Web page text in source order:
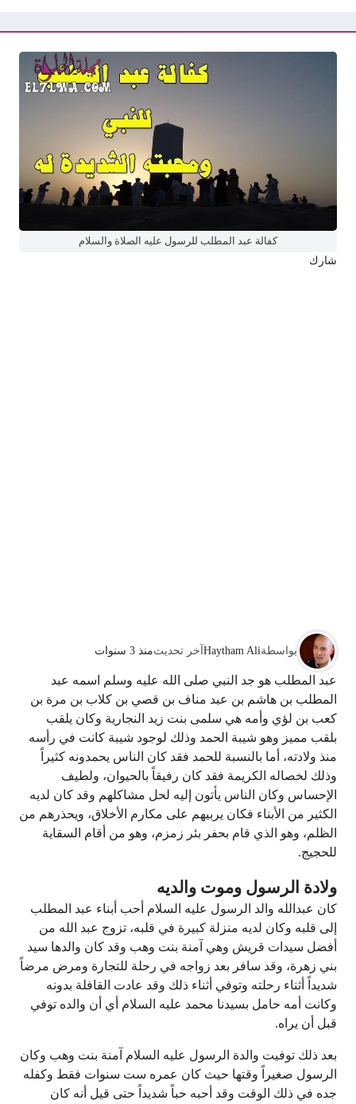
كفالة عبد المطلب للرسول عليه الصلاة والسلام
شارك
بواسطةHaytham Aliآخر تحديثمنذ 3 سنوات
عبد المطلب هو جد النبي صلى الله عليه وسلم اسمه عبد
المطلب بن هاشم بن عبد مناف بن قصي بن كلاب بن مرة بن
كعب بن لؤي وأمه هي سلمى بنت زيد النجارية وكان يلقب
بلقب مميز وهو شيبة الحمد وذلك لوجود شيبة كانت في رأسه
منذ ولادته، أما بالنسبة للحمد فقد كان الناس يحمدونه كثيراً
وذلك لخصاله الكريمة فقد كان رفيقاً بالحيوان، ولطيف
الإحساس وكان الناس يأتون إليه لحل مشاكلهم وقد كان لديه
الكثير من الأبناء فكان يربيهم على مكارم الأخلاق، ويحذرهم من
الظلم، وهو الذي قام بحفر بئر زمزم، وهو من أقام السقاية
للحجيج.
ولادة الرسول وموت والديه
كان عبدالله والد الرسول عليه السلام أحب أبناء عبد المطلب
إلى قلبه وكان لديه منزلة كبيرة في قلبه، تزوج عبد الله من
أفضل سيدات قريش وهي آمنة بنت وهب وقد كان والدها سيد
بني زهرة، وقد سافر بعد زواجه في رحلة للتجارة ومرض مرضاً
شديداً أثناء رحلته وتوفي أثناء ذلك وقد عادت القافلة بدونه
وكانت أمه حامل بسيدنا محمد عليه السلام أي أن والده توفي
قبل أن يراه.
بعد ذلك توفيت والدة الرسول عليه السلام آمنة بنت وهب وكان
الرسول صغيراً وقتها حيث كان عمره ست سنوات فقط وكفله
جده في ذلك الوقت وقد أحبه حباً شديداً حتى قيل أنه كان